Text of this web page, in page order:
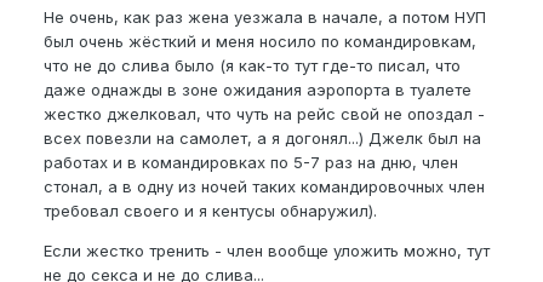
Не очень, как раз жена уезжала в начале, а потом НУП
был очень жёсткий и меня носило по командировкам,
что не до слива было (я как-то тут где-то писал, что
даже однажды в зоне ожидания аэропорта в туалете
жестко джелковал, что чуть на рейс свой не опоздал -
всех повезли на самолет, а я догонял...) Джелк был на
работах и в командировках по 5-7 раз на дню, член
стонал, а в одну из ночей таких командировочных член
требовал своего и я кентусы обнаружил).
Если жестко тренить - член вообще уложить можно, тут
не до секса и не до слива...